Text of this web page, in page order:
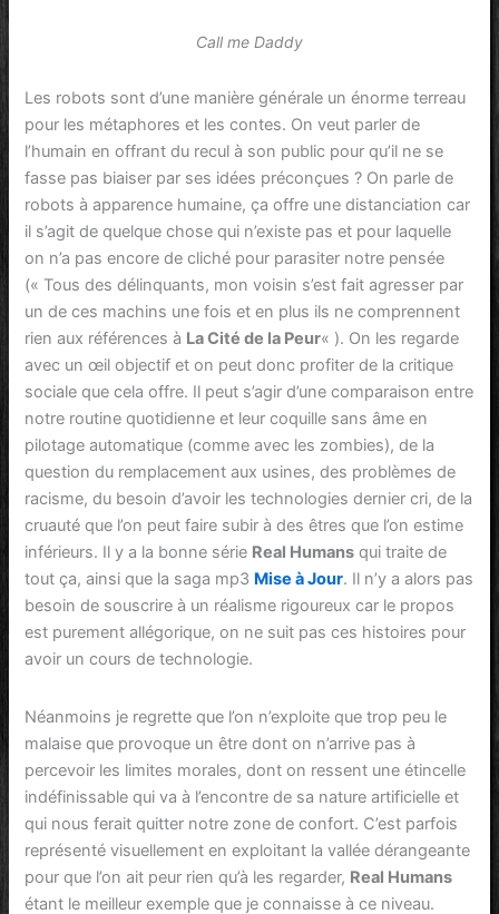
Call me Daddy
Les robots sont d’une manière générale un énorme terreau
pour les métaphores et les contes. On veut parler de
l’humain en offrant du recul à son public pour qu’il ne se
fasse pas biaiser par ses idées préconçues ? On parle de
robots à apparence humaine, ça offre une distanciation car
il s’agit de quelque chose qui n’existe pas et pour laquelle
on n’a pas encore de cliché pour parasiter notre pensée
(« Tous des délinquants, mon voisin s’est fait agresser par
un de ces machins une fois et en plus ils ne comprennent
rien aux références à La Cité de la Peur« ). On les regarde
avec un œil objectif et on peut donc profiter de la critique
sociale que cela offre. Il peut s’agir d’une comparaison entre
notre routine quotidienne et leur coquille sans âme en
pilotage automatique (comme avec les zombies), de la
question du remplacement aux usines, des problèmes de
racisme, du besoin d’avoir les technologies dernier cri, de la
cruauté que l’on peut faire subir à des êtres que l’on estime
inférieurs. Il y a la bonne série Real Humans qui traite de
tout ça, ainsi que la saga mp3 Mise à Jour. Il n’y a alors pas
besoin de souscrire à un réalisme rigoureux car le propos
est purement allégorique, on ne suit pas ces histoires pour
avoir un cours de technologie.
Néanmoins je regrette que l’on n’exploite que trop peu le
malaise que provoque un être dont on n’arrive pas à
percevoir les limites morales, dont on ressent une étincelle
indéfinissable qui va à l’encontre de sa nature artificielle et
qui nous ferait quitter notre zone de confort. C’est parfois
représenté visuellement en exploitant la vallée dérangeante
pour que l’on ait peur rien qu’à les regarder, Real Humans
étant le meilleur exemple que je connaisse à ce niveau.